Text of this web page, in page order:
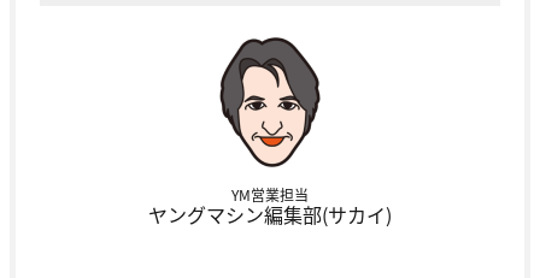
YM営業担当
ヤングマシン編集部(サカイ)